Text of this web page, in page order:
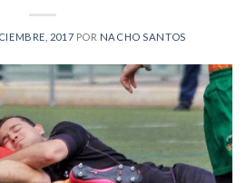
2017 POR NACHO SANTOS